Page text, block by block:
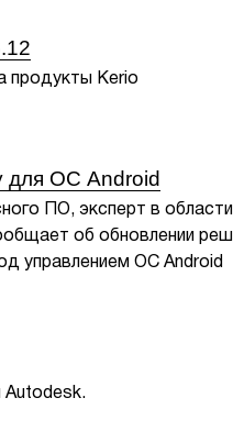
продукты Kerio
для ОС Android
ПО, эксперт в области
об обновлении
управлением ОС Android
Autodesk.